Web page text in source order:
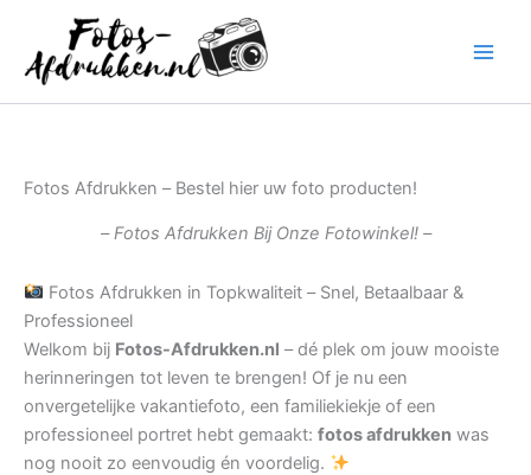
inhoud
Fotos Afdrukken – Bestel hier uw foto producten!
– Fotos Afdrukken Bij Onze Fotowinkel! –
Fotos Afdrukken in Topkwaliteit – Snel, Betaalbaar &
Professioneel
Welkom bij Fotos-Afdrukken.nl – dé plek om jouw mooiste
herinneringen tot leven te brengen! Of je nu een
onvergetelijke vakantiefoto, een familiekiekje of een
professioneel portret hebt gemaakt: fotos afdrukken was
nog nooit zo eenvoudig én voordelig.